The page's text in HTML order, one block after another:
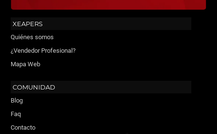
XEAPERS
Quiénes somos
¿Vendedor Profesional?
Mapa Web
COMUNIDAD
Blog
Faq
Contacto